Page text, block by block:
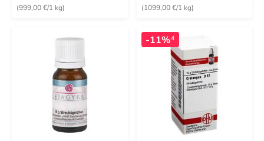
(999,00 €/1 kg) (1099,00 €/1 kg)
-11%4